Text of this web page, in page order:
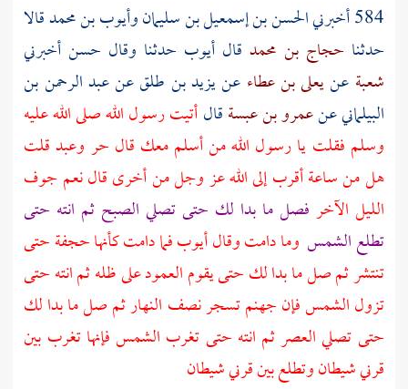
584 أخبرني
الحسن بن إسمعيل بن سليمانوأيوب بن محمدقالا
حدثنا حجاج بن محمد قال أيوب حدثنا وقال حسن أخبرني
شعبة عنيعلى بن عطاء عنيزيد بن طلقعنعبد الرحمن بن
البيلمانيعنعمرو بن عبسةقالأتيت رسول الله صلى الله عليه
وسلم فقلت يا رسول الله من أسلم معك قال حر وعبد قلت
هل من ساعة أقرب إلى الله عز وجل من أخرى قال نعم جوف
الليل الآخر فصل ما بدا لك حتى تصلي الصبح ثم انته حتى
تطلع الشمس وما دامت وقالأيوبفما دامت كأنها حجفة حتى
تنتشر ثم صل ما بدا لك حتى يقوم العمود على ظله ثم انته حتى
تزول الشمس فإن جهنم تسجر نصف النهار ثم صل ما بدا لك
حتى تصلي العصر ثم انته حتى تغرب الشمس فإنها تغرب بين
قرني شيطان وتطلع بين قرني شيطان